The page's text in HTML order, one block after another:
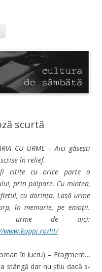
scurtă
CU URME – Aici găsești
în relief.
citite cu orice parte a
prin palpare. Cu mintea,
cu dorința. Lasă urme
în memorie, pe emoții.
urme de aici:
www.kuppi.ro/lit/
în lucru) – Fragment…
stângă dar nu știu dacă s-